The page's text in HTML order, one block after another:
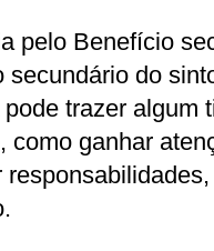
pelo Benefício
secundário do
trazer algum
como ganhar